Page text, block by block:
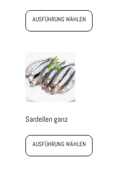
AUSFÜHRUNG WÄHLEN
Sardellen ganz
AUSFÜHRUNG WÄHLEN